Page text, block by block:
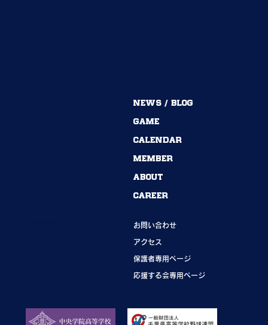
54期→55期｜ありがとうございました！
お問い合わせ
アクセス
保護者専用ページ
応援する会専用ページ
NEWS / BLOG
GAME
CALENDAR
MEMBER
ABOUT
CAREER